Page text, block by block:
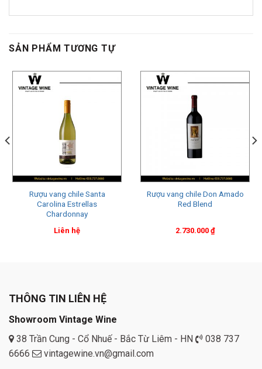
SẢN PHẨM TƯƠNG TỰ
Rượu vang chile Santa
Carolina Estrellas
Chardonnay
Liên hệ
Rượu vang chile Don Amado
Red Blend
2.730.000 ₫
THÔNG TIN LIÊN HỆ
Showroom Vintage Wine
38 Trần Cung - Cổ Nhuế - Bắc Từ Liêm - HN
038 737
6666
vintagewine.vn@gmail.com